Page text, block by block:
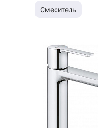
смеситель